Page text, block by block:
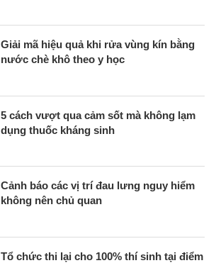
Giải mã hiệu quả khi rửa vùng kín bằng
nước chè khô theo y học
5 cách vượt qua cảm sốt mà không lạm
dụng thuốc kháng sinh
Cảnh báo các vị trí đau lưng nguy hiểm
không nên chủ quan
Tổ chức thi lại cho 100% thí sinh tại điểm